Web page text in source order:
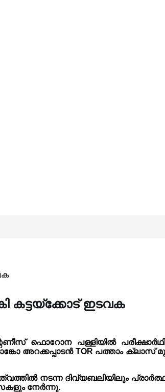
കട്ടയ്ക്കോട് ഇടവക
ഫൊറോന പള്ളിയിൽ
അറക്കപ്പാടൻ TOR പത്താം
നടന്ന ദിവ്യബലിയിലും
നേർന്നു.